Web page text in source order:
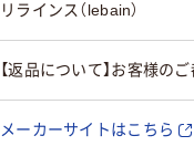
リラインス（lebain）
【返品について】お客様の
メーカーサイトはこちら